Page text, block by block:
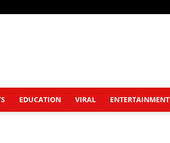
EDUCATION VIRAL ENTERTAINMENT